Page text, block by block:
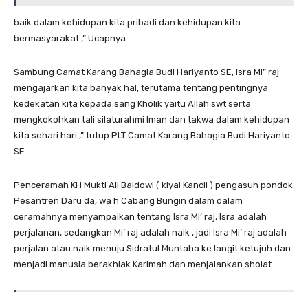
baik dalam kehidupan kita pribadi dan kehidupan kita
bermasyarakat ,” Ucapnya
Sambung Camat Karang Bahagia Budi Hariyanto SE, Isra Mi” raj
mengajarkan kita banyak hal, terutama tentang pentingnya
kedekatan kita kepada sang Kholik yaitu Allah swt serta
mengkokohkan tali silaturahmi Iman dan takwa dalam kehidupan
kita sehari hari.,” tutup PLT Camat Karang Bahagia Budi Hariyanto
SE.
Penceramah KH Mukti Ali Baidowi ( kiyai Kancil ) pengasuh pondok
Pesantren Daru da, wa h Cabang Bungin dalam dalam
ceramahnya menyampaikan tentang Isra Mi’ raj, Isra adalah
perjalanan, sedangkan Mi’ raj adalah naik , jadi Isra Mi’ raj adalah
perjalan atau naik menuju Sidratul Muntaha ke langit ketujuh dan
menjadi manusia berakhlak Karimah dan menjalankan sholat.